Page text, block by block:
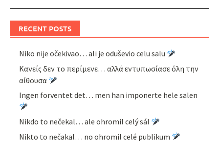
RECENT POSTS
Niko nije očekivao… ali je oduševio celu salu
Κανείς δεν το περίμενε… αλλά εντυπωσίασε όλη την
αίθουσα
Ingen forventet det… men han imponerte hele salen
Nikdo to nečekal… ale ohromil celý sál
Nikto to nečakal… no ohromil celé publikum